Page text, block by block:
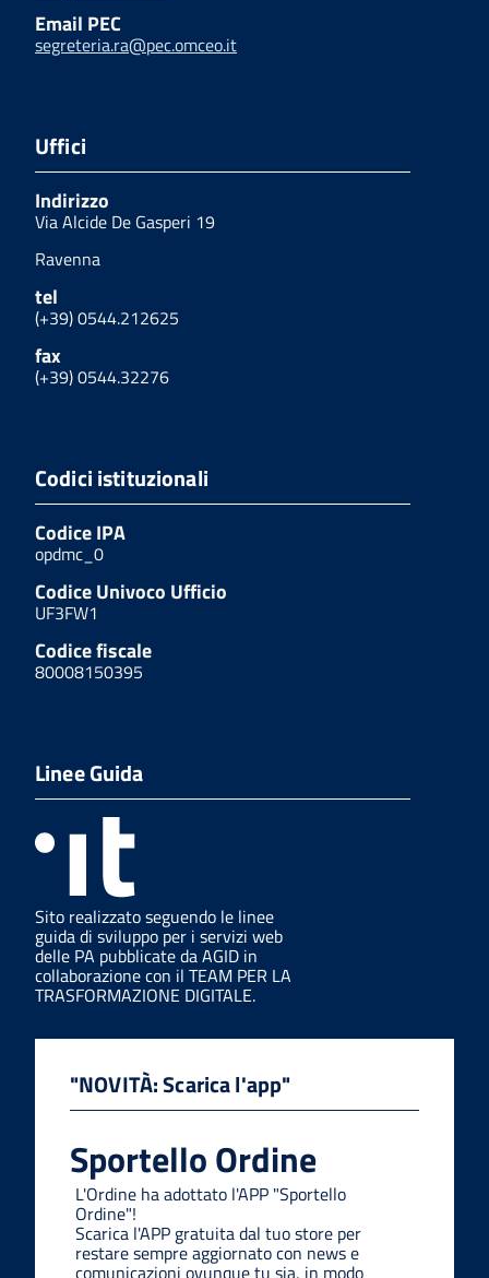
Email PEC
segreteria.ra@pec.omceo.it
Uffici
Indirizzo
Via Alcide De Gasperi 19
Ravenna
tel
(+39) 0544.212625
fax
(+39) 0544.32276
Codici istituzionali
Codice IPA
opdmc_0
Codice Univoco Ufficio
UF3FW1
Codice fiscale
80008150395
Linee Guida
Sito realizzato seguendo le linee
guida di sviluppo per i servizi web
delle PA pubblicate da AGID in
collaborazione con il TEAM PER LA
TRASFORMAZIONE DIGITALE.
"NOVITÀ: Scarica l'app"
Sportello Ordine
L'Ordine ha adottato l'APP "Sportello
Ordine"!
Scarica l'APP gratuita dal tuo store per
restare sempre aggiornato con news e
comunicazioni ovunque tu sia, in modo